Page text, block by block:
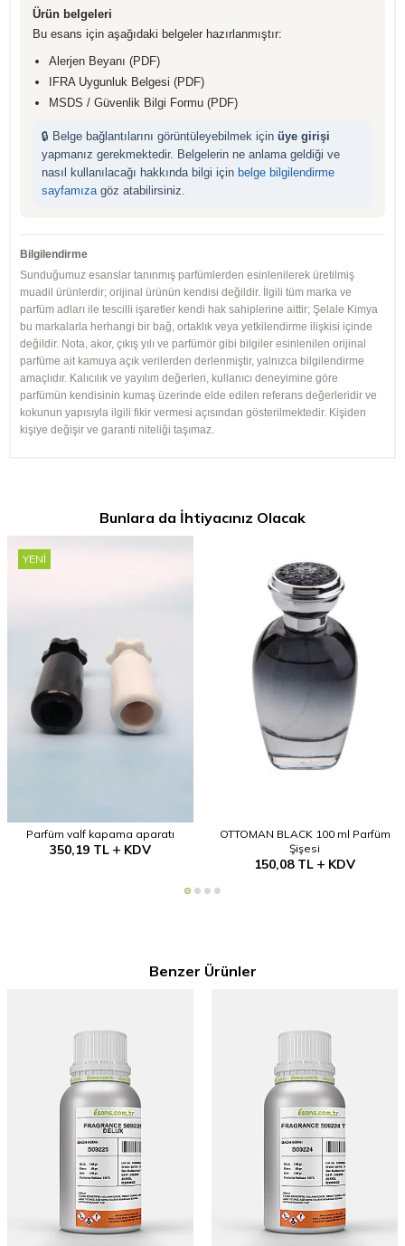
Ürün belgeleri
Bu esans için aşağıdaki belgeler hazırlanmıştır:
Alerjen Beyanı (PDF)
IFRA Uygunluk Belgesi (PDF)
MSDS / Güvenlik Bilgi Formu (PDF)
🔒 Belge bağlantılarını görüntüleyebilmek için üye girişi
yapmanız gerekmektedir. Belgelerin ne anlama geldiği ve
nasıl kullanılacağı hakkında bilgi için belge bilgilendirme
sayfamızagöz atabilirsiniz.
Bilgilendirme
Sunduğumuz esanslar tanınmış parfümlerden esinlenilerek üretilmiş
muadil ürünlerdir; orijinal ürünün kendisi değildir. İlgili tüm marka ve
parfüm adları ile tescilli işaretler kendi hak sahiplerine aittir; Şelale Kimya
bu markalarla herhangi bir bağ, ortaklık veya yetkilendirme ilişkisi içinde
değildir. Nota, akor, çıkış yılı ve parfümör gibi bilgiler esinlenilen orijinal
parfüme ait kamuya açık verilerden derlenmiştir, yalnızca bilgilendirme
amaçlıdır. Kalıcılık ve yayılım değerleri, kullanıcı deneyimine göre
parfümün kendisinin kumaş üzerinde elde edilen referans değerleridir ve
kokunun yapısıyla ilgili fikir vermesi açısından gösterilmektedir. Kişiden
kişiye değişir ve garanti niteliği taşımaz.
Bunlara da İhtiyacınız Olacak
YENI
Parfüm valf kapama aparatı
350,19TL KDV
OTTOMAN BLACK 100 ml Parfüm
Şişesi
150,08TL KDV
Benzer Ürünler